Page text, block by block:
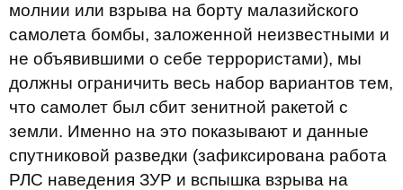
молнии или взрыва на борту малазийского
самолета бомбы, заложенной неизвестными и
не объявившими о себе террористами), мы
должны ограничить весь набор вариантов тем,
что самолет был сбит зенитной ракетой с
земли. Именно на это показывают и данные
спутниковой разведки (зафиксирована работа
РЛС наведения ЗУР и вспышка взрыва на